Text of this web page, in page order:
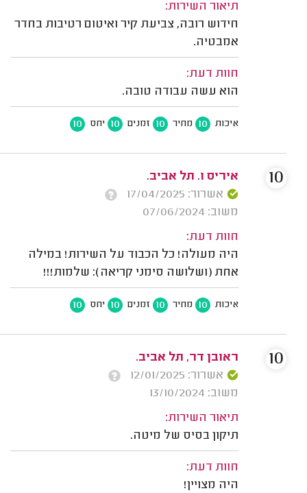
תיאור השירות:
חידוש רובה, צביעת קיר ואיטום רטיבות בחדר
אמבטיה.
חוות דעת:
הוא עשה עבודה טובה.
איכות 10 מחיר 10 זמנים 10 יחס 10
איריס ו. תל אביב.
אשרור: 17/04/2025
משוב: 07/06/2024
חוות דעת:
היה מעולה! כל הכבוד על השירות! במילה
אחת (ושלושה סימני קריאה): שלמות!!!
איכות 10 מחיר 10 זמנים 10 יחס 10
10
ראובן דר, תל אביב.
אשרור: 12/01/2025
משוב: 13/10/2024
תיאור השירות:
תיקון בסיס של מיטה.
חוות דעת:
היה מצויין!
10